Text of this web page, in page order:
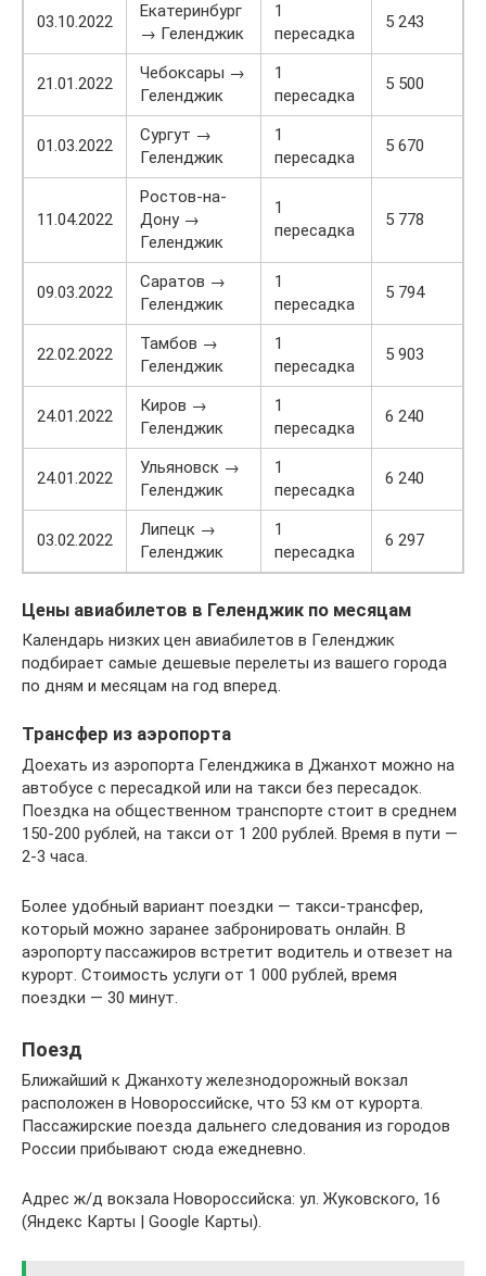
03.10.2022
Екатеринбург
→ Геленджик
1
пересадка
5 243
21.01.2022
Чебоксары →
Геленджик
1
пересадка
5 500
01.03.2022
Сургут →
Геленджик
1
пересадка
5 670
11.04.2022
Ростов-на-
Дону →
Геленджик
1
пересадка
5 778
09.03.2022
Саратов →
Геленджик
1
пересадка
5 794
22.02.2022
Тамбов →
Геленджик
1
пересадка
5 903
24.01.2022
Киров →
Геленджик
1
пересадка
6 240
24.01.2022
Ульяновск →
Геленджик
1
пересадка
6 240
03.02.2022
Липецк →
Геленджик
1
пересадка
6 297
Цены авиабилетов в Геленджик по месяцам
Календарь низких цен авиабилетов в Геленджик
подбирает самые дешевые перелеты из вашего города
по дням и месяцам на год вперед.
Трансфер из аэропорта
Доехать из аэропорта Геленджика в Джанхот можно на
автобусе с пересадкой или на такси без пересадок.
Поездка на общественном транспорте стоит в среднем
150-200 рублей, на такси от 1 200 рублей. Время в пути —
2-3 часа.
Более удобный вариант поездки — такси-трансфер,
который можно заранее забронировать онлайн. В
аэропорту пассажиров встретит водитель и отвезет на
курорт. Стоимость услуги от 1 000 рублей, время
поездки — 30 минут.
Поезд
Ближайший к Джанхоту железнодорожный вокзал
расположен в Новороссийске, что 53 км от курорта.
Пассажирские поезда дальнего следования из городов
России прибывают сюда ежедневно.
Адрес ж/д вокзала Новороссийска: ул. Жуковского, 16
(Яндекс Карты | Google Карты).